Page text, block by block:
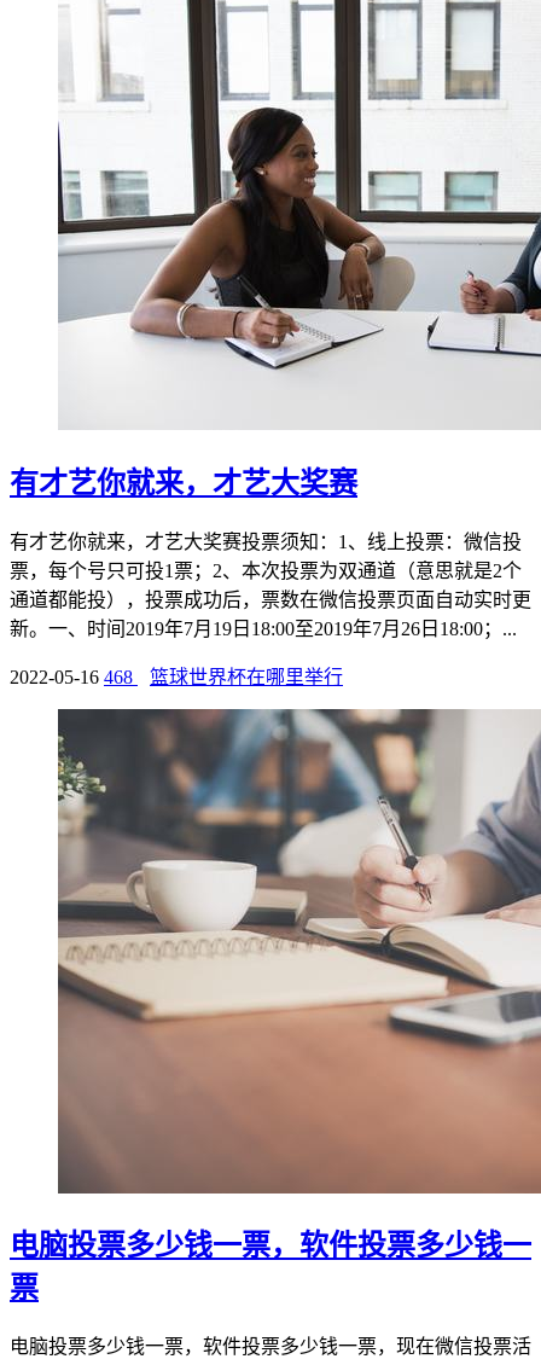
有才艺你就来，才艺大奖赛
有才艺你就来，才艺大奖赛投票须知：1、线上投票：微信投
票，每个号只可投1票；2、本次投票为双通道（意思就是2个
通道都能投），投票成功后，票数在微信投票页面自动实时更
新。一、时间2019年7月19日18:00至2019年7月26日18:00；...
2022-05-16 468 篮球世界杯在哪里举行
电脑投票多少钱一票，软件投票多少钱一
票
电脑投票多少钱一票，软件投票多少钱一票，现在微信投票活